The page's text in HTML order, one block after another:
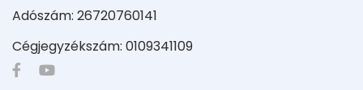
Adószám: 26720760141
Cégjegyzékszám: 0109341109